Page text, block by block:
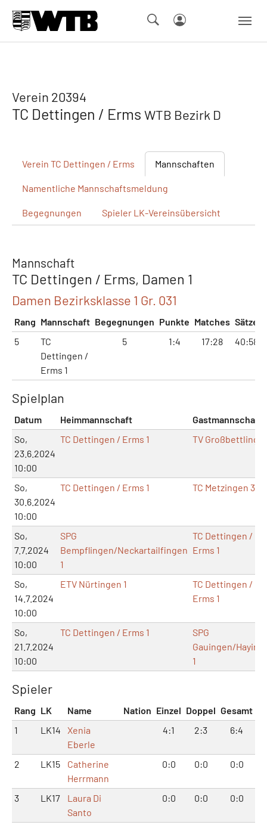
Verein 20394
TC Dettingen / Erms WTB Bezirk D
Verein TC Dettingen / Erms Mannschaften
Namentliche Mannschaftsmeldung
Begegnungen Spieler LK-Vereinsübersicht
Mannschaft
TC Dettingen / Erms, Damen 1
Damen Bezirksklasse 1 Gr. 031
Rang Mannschaft Begegnungen Punkte Matches Sätze
5
TC
Dettingen /
Erms 1
5 1:4 17:28 40:58
Spielplan
Datum Heimmannschaft
Gastmannschaft
So,
23.6.2024
10:00
TC Dettingen / Erms 1 TV
So,
30.6.2024
10:00
TC Dettingen / Erms 1 TC Metzingen 3
So,
7.7.2024
10:00
SPG
Bempflingen/Neckartailfingen
1
TC Dettingen /
Erms 1
So,
14.7.2024
10:00
ETV Nürtingen 1
TC Dettingen /
Erms 1
So,
21.7.2024
10:00
TC Dettingen / Erms 1
SPG
Gauingen/
1
Spieler
Rang LK Name Nation Einzel Doppel Gesamt
1
LK14
Xenia
Eberle
4:1 2:3 6:4
2 LK15
Catherine
Herrmann
0:0 0:0 0:0
3 LK17
Laura Di
Santo
0:0 0:0 0:0